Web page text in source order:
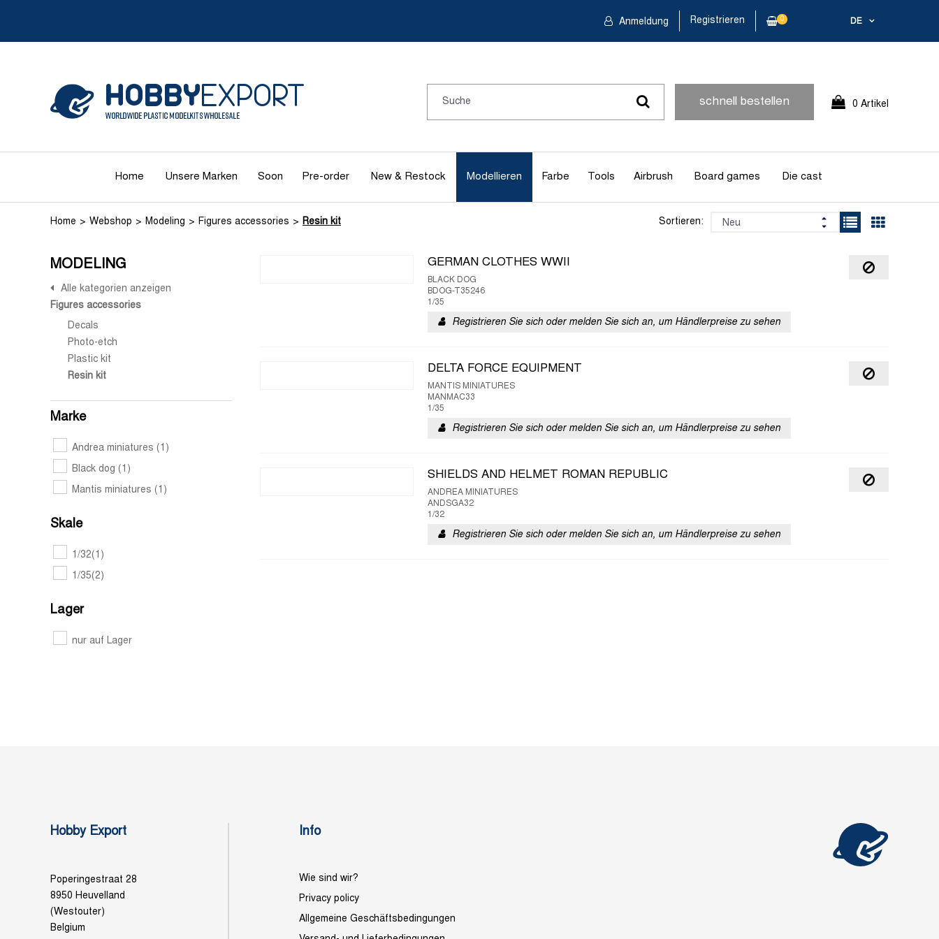
DE
Anmeldung Registrieren 0
schnell bestellen 0 Artikel
Home Unsere Marken Soon Pre-order New & Restock Modellieren Farbe Tools Airbrush Board games Die cast
Home Webshop Modeling Figures accessories Resin kit Sortieren:
MODELING
Alle kategorien anzeigen
Figures accessories
Decals
Photo-etch
Plastic kit
Resin kit
Marke
Andrea miniatures (1)
Black dog (1)
Mantis miniatures (1)
Skale
1/32(1)
1/35(2)
Lager
nur auf Lager
GERMAN CLOTHES WWII
BLACK DOG
BDOG-T35246
1/35
Registrieren Sie sich oder melden Sie sich an, um Händlerpreise zu sehen
DELTA FORCE EQUIPMENT
MANTIS MINIATURES
MANMAC33
1/35
Registrieren Sie sich oder melden Sie sich an, um Händlerpreise zu sehen
SHIELDS AND HELMET ROMAN REPUBLIC
ANDREA MINIATURES
ANDSGA32
1/32
Registrieren Sie sich oder melden Sie sich an, um Händlerpreise zu sehen
Hobby Export
Poperingestraat 28
8950 Heuvelland
(Westouter)
Belgium
Info
Wie sind wir?
Privacy policy
Allgemeine Geschäftsbedingungen